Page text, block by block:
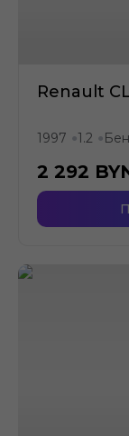
Renault
1997 ●1.2 ●
2 292